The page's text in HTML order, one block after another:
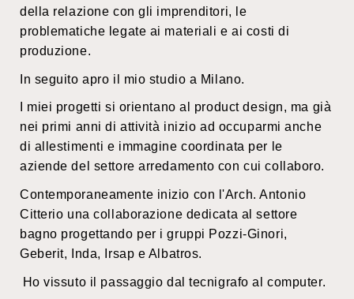
della relazione con gli imprenditori, le
problematiche legate ai materiali e ai costi di
produzione.
In seguito apro il mio studio a Milano.
I miei progetti si orientano al product design, ma già
nei primi anni di attività inizio ad occuparmi anche
di allestimenti e immagine coordinata per le
aziende del settore arredamento con cui collaboro.
Contemporaneamente inizio con l'Arch. Antonio
Citterio una collaborazione dedicata al settore
bagno progettando per i gruppi Pozzi-Ginori,
Geberit, Inda, Irsap e Albatros.
Ho vissuto il passaggio dal tecnigrafo al computer.